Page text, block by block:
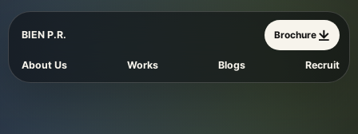
BIEN P.R.
About Us Works Blogs Recruit
Brochure